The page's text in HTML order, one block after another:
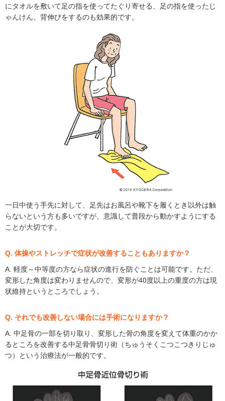
にタオルを敷いて足の指を使ってたぐり寄せる、足の指を使ったじ
ゃんけん、背伸びをするのも効果的です。
一日中使う手先に対して、足先はお風呂や靴下を履くとき以外は触
らないという方も多いですが、意識して普段から動かすようにする
ことが大切です。
Q. 体操やストレッチで症状が改善することもありますか？
A. 軽度～中等度の方なら症状の進行を防ぐことは可能です。ただ、
変形した角度は変わりませんので、変形が40度以上の重度の方は現
状維持というところでしょう。
Q. それでも改善しない場合には手術になりますか？
A. 中足骨の一部を切り取り、変形した骨の角度を変えて体重のかか
るところを改善する中足骨骨切り術（ちゅうそくこつこつきりじゅ
つ）という治療法が一般的です。